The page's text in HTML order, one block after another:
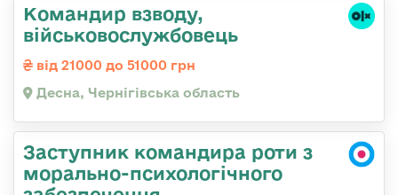
Командир взводу,
військовослужбовець
від 21000 до 51000 грн
Десна, Чернігівська область
Заступник командира роти з
морально-психологічного